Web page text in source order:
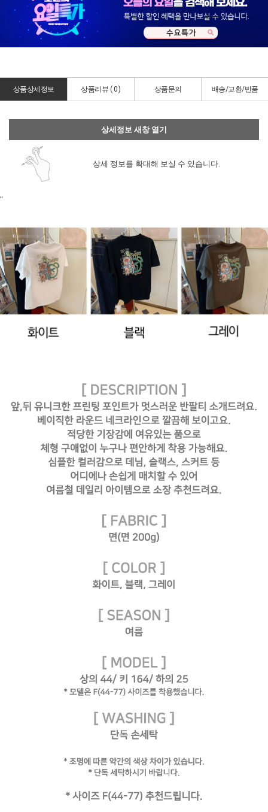
상품상세정보 상품리뷰 ( 0) 상품문의 배송/교환/반품
상세정보 새창 열기
상세 정보를 확대해 보실 수 있습니다.
"